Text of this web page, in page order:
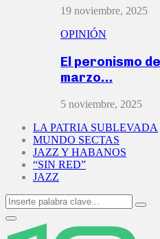
19 noviembre, 2025
OPINIÓN
El peronismo
marzo…
5 noviembre, 2025
LA PATRIA SUBLEVADA
MUNDO SECTAS
JAZZ Y HABANOS
“SIN RED”
JAZZ
Search
for:
Primary
Menu